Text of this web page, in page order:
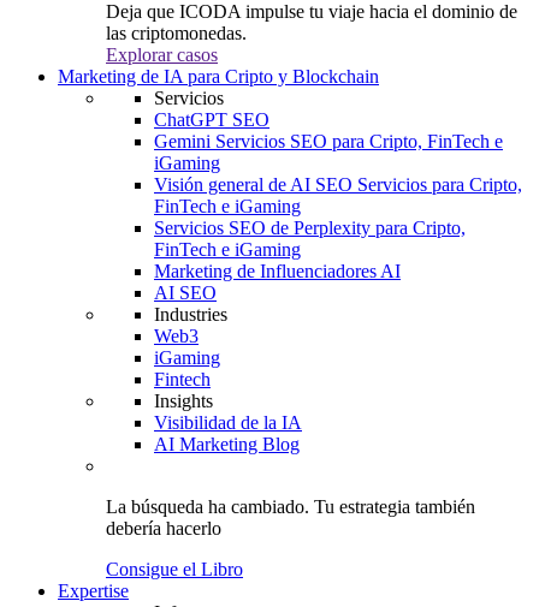
Deja que ICODA impulse tu viaje hacia el dominio de
las criptomonedas.
Explorar casos
Marketing de IA para Cripto y Blockchain
Servicios
ChatGPT SEO
Gemini Servicios SEO para Cripto, FinTech e
iGaming
Visión general de AI SEO Servicios para Cripto,
FinTech e iGaming
Servicios SEO de Perplexity para Cripto,
FinTech e iGaming
Marketing de Influenciadores AI
AI SEO
Industries
Web3
iGaming
Fintech
Insights
Visibilidad de la IA
AI Marketing Blog
La búsqueda ha cambiado. Tu estrategia también
debería hacerlo
Consigue el Libro
Expertise